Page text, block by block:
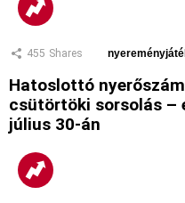
455 Shares
Hatoslottó
csütörtöki sorsolás –
július 30-án